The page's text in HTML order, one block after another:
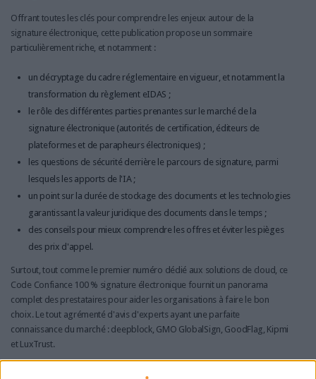
Offrant toutes les clés pour comprendre les enjeux autour de la
signature électronique, cette publication propose un sommaire
particulièrement riche, et notamment :
un décryptage du cadre réglementaire en vigueur, et notamment la
transformation du règlement eIDAS ;
le rôle des différentes parties prenantes sur le marché de la
signature électronique (autorités de certification, éditeurs de
plateformes et de parapheurs électroniques) ;
les questions de sécurité derrière le parcours de signature, parmi
lesquels les apports de l'IA ;
un point sur la durée de stockage des documents et les technologies
garantissant la valeur juridique des documents dans le temps ;
des conseils pour mieux comprendre les offres et éviter les pièges
des prix d'appel.
Surtout, tout comme le premier numéro dédié aux solutions de cloud, ce
Code Confiance 100 % signature électronique fournit un panorama
complet des prestataires pour aider les organisations à faire le bon
choix. Le tout agrémenté d'avis d'experts ayant une parfaite
connaissance du marché : deepblock, GMO GlobalSign, GoodFlag, Kipmi
et LuxTrust.